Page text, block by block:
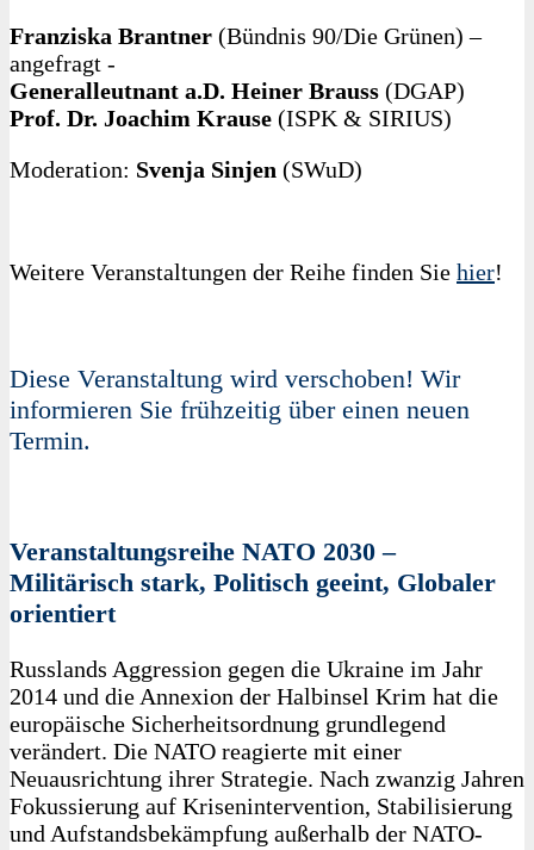
Franziska Brantner (Bündnis 90/Die Grünen) –
angefragt -
Generalleutnant a.D. Heiner Brauss (DGAP)
Prof. Dr. Joachim Krause (ISPK & SIRIUS)
Moderation: Svenja Sinjen (SWuD)
Weitere Veranstaltungen der Reihe finden Sie hier!
Diese Veranstaltung wird verschoben! Wir
informieren Sie frühzeitig über einen neuen
Termin.
Veranstaltungsreihe NATO 2030 –
Militärisch stark, Politisch geeint, Globaler
orientiert
Russlands Aggression gegen die Ukraine im Jahr
2014 und die Annexion der Halbinsel Krim hat die
europäische Sicherheitsordnung grundlegend
verändert. Die NATO reagierte mit einer
Neuausrichtung ihrer Strategie. Nach zwanzig Jahren
Fokussierung auf Krisenintervention, Stabilisierung
und Aufstandsbekämpfung außerhalb der NATO-